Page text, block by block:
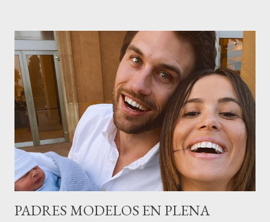
peluquería del grupo.Justo hace unos días Carol Pagés nos
contaba detalles del homenaje en Actualida Rosa en RCE
radio,en el programa que presento todos los jueves de 17 a 18
horas . Carolina y Quionia Pagés Carolina Pagés La cita ,en el
Museu Marítim de BCN ,en las Drassanes reunió a figuras
destacadas del sector,así como clientes, autoridades y medios
de comunicación, en una velada inolvidable bajo el lema “Cien
años peinando almas, creando belleza,i...
PADRES MODELOS EN PLENA